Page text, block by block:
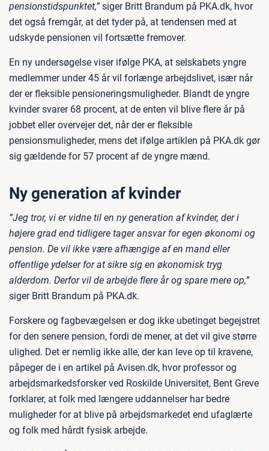
pensionstidspunktet,” siger Britt Brandum på PKA.dk, hvor
det også fremgår, at det tyder på, at tendensen med at
udskyde pensionen vil fortsætte fremover.
En ny undersøgelse viser ifølge PKA, at selskabets yngre
medlemmer under 45 år vil forlænge arbejdslivet, især når
der er fleksible pensioneringsmuligheder. Blandt de yngre
kvinder svarer 68 procent, at de enten vil blive flere år på
jobbet eller overvejer det, når der er fleksible
pensionsmuligheder, mens det ifølge artiklen på PKA.dk gør
sig gældende for 57 procent af de yngre mænd.
Ny generation af kvinder
”Jeg tror, vi er vidne til en ny generation af kvinder, der i
højere grad end tidligere tager ansvar for egen økonomi og
pension. De vil ikke være afhængige af en mand eller
offentlige ydelser for at sikre sig en økonomisk tryg
alderdom. Derfor vil de arbejde flere år og spare mere op,”
siger Britt Brandum på PKA.dk.
Forskere og fagbevægelsen er dog ikke ubetinget begejstret
for den senere pension, fordi de mener, at det vil give større
ulighed. Det er nemlig ikke alle, der kan leve op til kravene,
påpeger de i en artikel på Avisen.dk, hvor professor og
arbejdsmarkedsforsker ved Roskilde Universitet, Bent Greve
forklarer, at folk med længere uddannelser har bedre
muligheder for at blive på arbejdsmarkedet end ufaglærte
og folk med hårdt fysisk arbejde.